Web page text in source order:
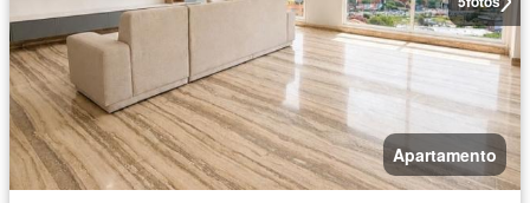
Apartamento